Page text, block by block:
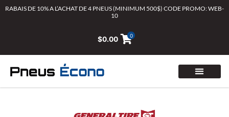
AllerRABAIS DE 10% A L’ACHAT DE 4 PNEUS (MINIMUM 500$) CODE PROMO: WEB-
10
$0.00 0